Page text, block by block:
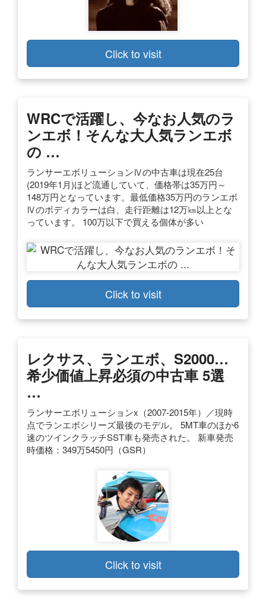
Click to visit
WRCで活躍し、今なお人気のラ
ンエボ！そんな大人気ランエボ
の …
ランサーエボリューションⅣの中古車は現在25台
(2019年1月)ほど流通していて、価格帯は35万円～
148万円となっています。最低価格35万円のランエボ
Ⅳのボディカラーは白、走行距離は12万㎞以上とな
っています。 100万以下で買える個体が多い
Click to visit
レクサス、ランエボ、S2000…
希少価値上昇必須の中古車 5選
…
ランサーエボリューションx（2007-2015年）／現時
点でランエボシリーズ最後のモデル。 5MT車のほか6
速のツインクラッチSST車も発売された。 新車発売
時価格：349万5450円（GSR）
Click to visit